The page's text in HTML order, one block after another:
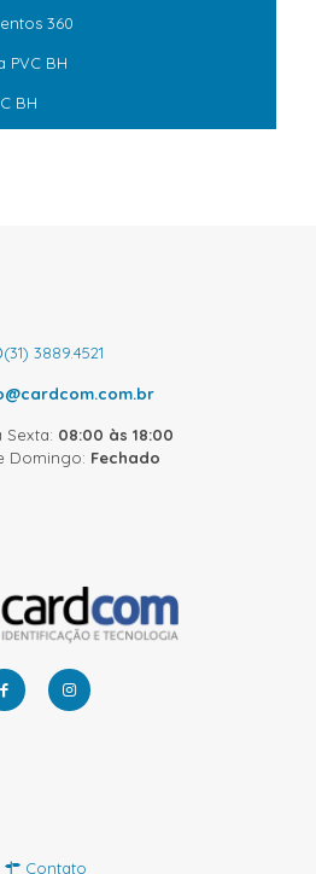
360
PVC BH
BH
(31) 3889.4521
Sexta: 08:00 às 18:00
Domingo: Fechado
Contato